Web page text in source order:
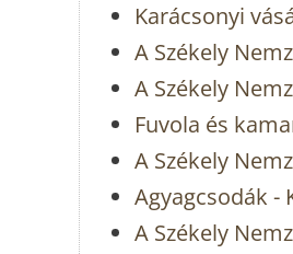
Karácsonyi
A Székely
A Székely
Fuvola és
A Székely
Agyagcsodák -
A Székely